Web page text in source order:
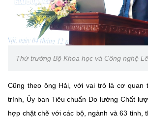
Thứ trưởng Bộ Khoa học và Công nghệ
Cũng theo ông Hải, với vai trò là cơ quan
trình, Ủy ban Tiêu chuẩn Đo lường Chất
hợp chặt chẽ với các bộ, ngành và 63 tỉnh,